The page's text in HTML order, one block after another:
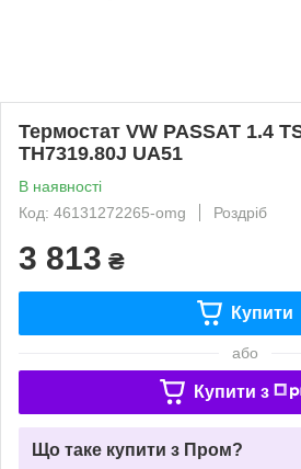
Термостат VW PASSAT 1.4
TH7319.80J UA51
В наявності
Код: 46131272265-omg
Роздріб
3 813 ₴
Купити
або
Купити з
Що таке купити з Пром?